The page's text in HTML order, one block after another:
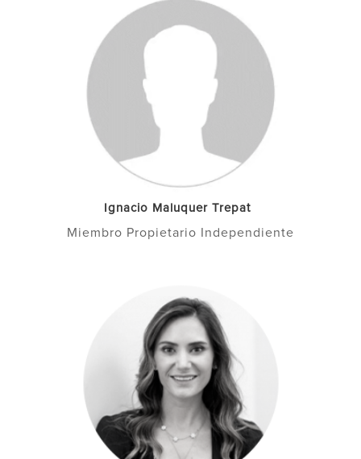
Ignacio Maluquer Trepat
Miembro Propietario Independiente